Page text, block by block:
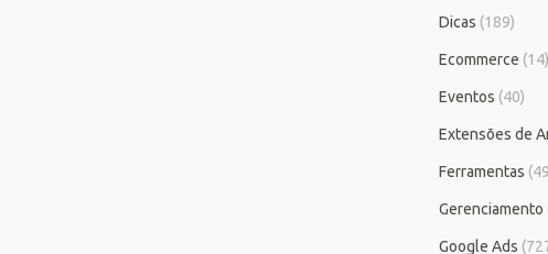
Dicas (189)
Ecommerce (14)
Eventos (40)
Extensões de
Ferramentas
Gerenciamento
Google Ads